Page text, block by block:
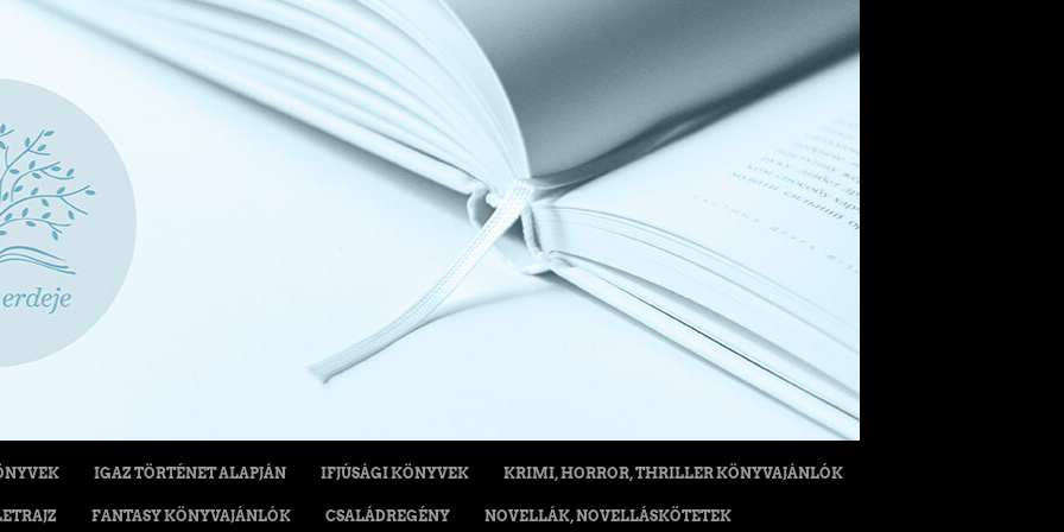
IGAZ TÖRTÉNET ALAPJÁN IFJÚSÁGI KÖNYVEK KRIMI, HORROR, THRILLER KÖNYVAJÁNLÓK
FANTASY KÖNYVAJÁNLÓK CSALÁDREGÉNY NOVELLÁK, NOVELLÁSKÖTETEK